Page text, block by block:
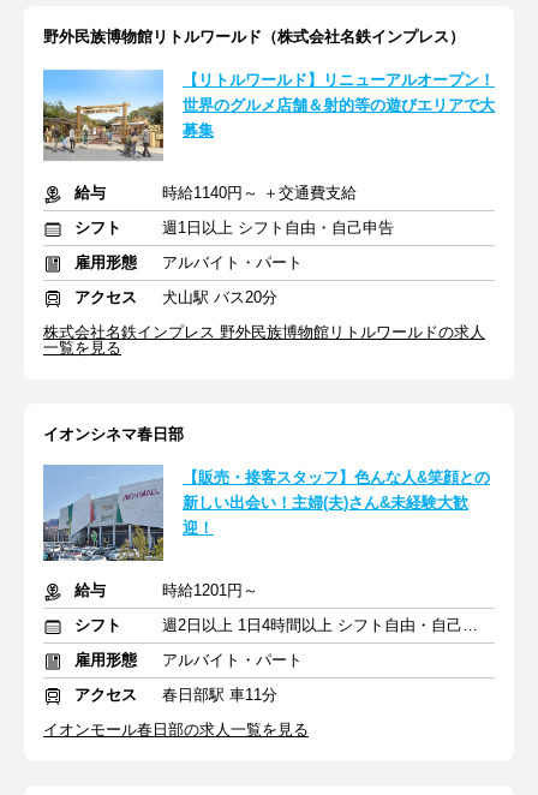
野外民族博物館リトルワールド（株式会社名鉄インプレス）
【リトルワールド】リニューアルオープン！
世界のグルメ店舗＆射的等の遊びエリアで大
募集
給与
時給1140円～ ＋交通費支給
シフト
週1日以上 シフト自由・自己申告
雇用形態
アルバイト・パート
アクセス
犬山駅 バス20分
株式会社名鉄インプレス 野外民族博物館リトルワールドの求人
一覧を見る
イオンシネマ春日部
【販売・接客スタッフ】色んな人&笑顔との
新しい出会い！主婦(夫)さん&未経験大歓
迎！
給与
時給1201円～
シフト
週2日以上 1日4時間以上 シフト自由・自己申告
雇用形態
アルバイト・パート
アクセス
春日部駅 車11分
イオンモール春日部の求人一覧を見る